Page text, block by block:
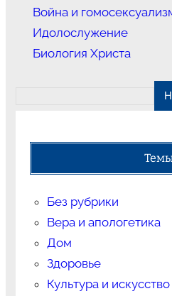
Война и
Идолослужение
Биология Христа
Без рубрики
Вера и апологетика
Дом
Здоровье
Культура и искусство